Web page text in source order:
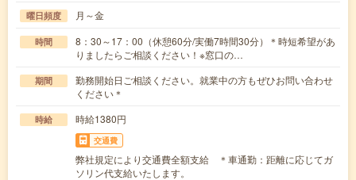
曜日頻度 月～金
時間
8：30～17：00（休憩60分/実働7時間30分）＊時短希望があ
りましたらご相談ください！※窓口の…
期間
勤務開始日ご相談ください。就業中の方もぜひお問い合わせ
ください＊
時給 時給1380円
交通費
弊社規定により交通費全額支給 ＊車通勤：距離に応じてガ
ソリン代支給いたします。